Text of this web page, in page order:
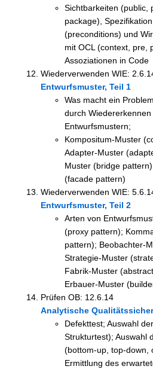
Sichtbarkeiten (public,
package),
(preconditions) und
mit OCL (context, pre,
Assoziationen in Code
Wiederverwenden WIE:
Entwurfsmuster, Teil 1
Was macht ein
durch
Entwurfsmustern;
Kompositum-Muster
Adapter-Muster
Muster (bridge
(facade pattern)
Wiederverwenden WIE:
Entwurfsmuster, Teil 2
Arten von
(proxy pattern);
pattern); Beobachter-
Strategie-Muster
Fabrik-Muster
Erbauer-Muster
Prüfen OB: 12.6.14
Analytische
Defekttest; Auswahl
Strukturtest); Auswahl
(bottom-up, top-down,
Ermittlung des